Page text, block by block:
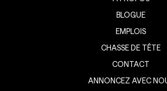
BLOGUE
EMPLOIS
CHASSE DE TÊTE
CONTACT
ANNONCEZ AVEC